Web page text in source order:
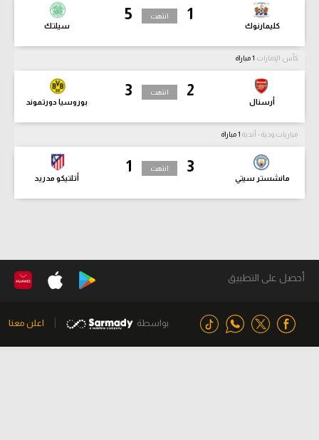
1
كليمارنوك
5
سيلتك
انتهت
كأس الإمارات
2
أرسنال
3
بوروسيا دورتموند
انتهت
مباريات ودية - أندية
3
مانشستر سيتي
1
أتلتيكو مدريد
انتهت
أحصل على التطبيق
بواسطة اعلن معنا